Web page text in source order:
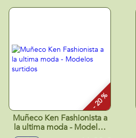
- 20 %
Muñeco Ken Fashionista a
la ultima moda - Modelos